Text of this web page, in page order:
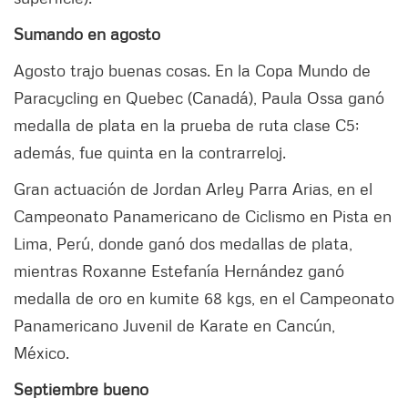
Sumando en agosto
Agosto trajo buenas cosas. En la Copa Mundo de
Paracycling en Quebec (Canadá), Paula Ossa ganó
medalla de plata en la prueba de ruta clase C5;
además, fue quinta en la contrarreloj.
Gran actuación de Jordan Arley Parra Arias, en el
Campeonato Panamericano de Ciclismo en Pista en
Lima, Perú, donde ganó dos medallas de plata,
mientras Roxanne Estefanía Hernández ganó
medalla de oro en kumite 68 kgs, en el Campeonato
Panamericano Juvenil de Karate en Cancún,
México.
Septiembre bueno